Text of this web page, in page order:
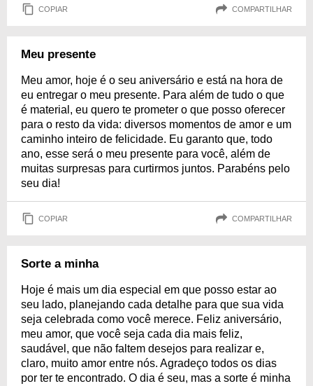
COPIAR COMPARTILHAR
Meu presente
Meu amor, hoje é o seu aniversário e está na hora de
eu entregar o meu presente. Para além de tudo o que
é material, eu quero te prometer o que posso oferecer
para o resto da vida: diversos momentos de amor e um
caminho inteiro de felicidade. Eu garanto que, todo
ano, esse será o meu presente para você, além de
muitas surpresas para curtirmos juntos. Parabéns pelo
seu dia!
COPIAR COMPARTILHAR
Sorte a minha
Hoje é mais um dia especial em que posso estar ao
seu lado, planejando cada detalhe para que sua vida
seja celebrada como você merece. Feliz aniversário,
meu amor, que você seja cada dia mais feliz,
saudável, que não faltem desejos para realizar e,
claro, muito amor entre nós. Agradeço todos os dias
por ter te encontrado. O dia é seu, mas a sorte é minha